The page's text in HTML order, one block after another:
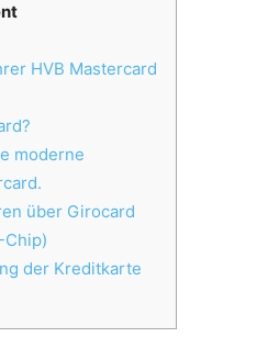
HVB Mastercard
moderne
über Girocard
Chip)
der Kreditkarte